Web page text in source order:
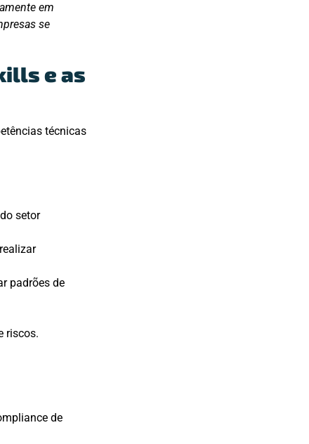
em
se
e as
técnicas
setor
padrões de
riscos.
de